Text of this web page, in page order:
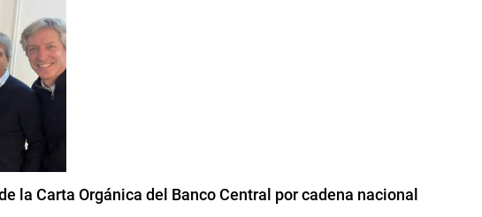
la Carta Orgánica del Banco Central por cadena nacional